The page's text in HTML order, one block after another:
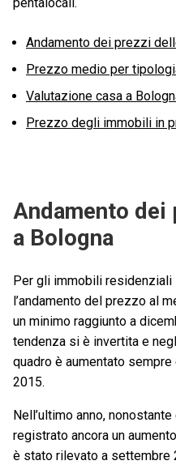
pentalocali.
Andamento dei prezzi
Prezzo medio per
Valutazione casa a
Prezzo degli immobili in
Andamento dei
a Bologna
Per gli immobili residenziali
l’andamento del prezzo al
un minimo raggiunto a
tendenza si è invertita e
quadro è aumentato
2015.
Nell’ultimo anno,
registrato ancora un
è stato rilevato a settembre